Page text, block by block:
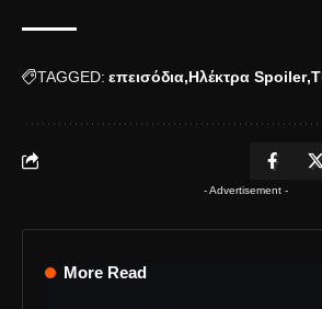
TAGGED: επεισόδια Ηλέκτρα Spoiler
- Advertisement -
More Read